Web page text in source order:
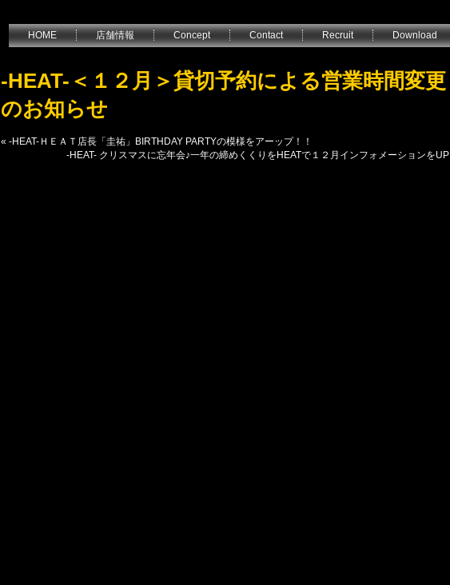
HOME 店舗情報 Concept Contact Recruit Download
-HEAT-＜１２月＞貸切予約による営業時間変更
のお知らせ
« -HEAT-ＨＥＡＴ店長「圭祐」BIRTHDAY PARTYの模様をアーップ！！
-HEAT- クリスマスに忘年会♪一年の締めくくりをHEATで１２月インフォメーションをUP